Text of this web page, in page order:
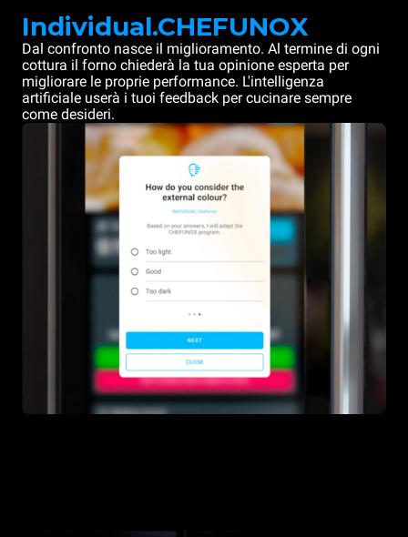
Individual.CHEFUNOX
Dal confronto nasce il miglioramento. Al termine di ogni
cottura il forno chiederà la tua opinione esperta per
migliorare le proprie performance. L'intelligenza
artificiale userà i tuoi feedback per cucinare sempre
come desideri.